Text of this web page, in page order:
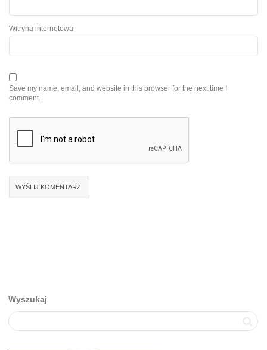
Witryna internetowa
Save my name, email, and website in this browser for the next time I
comment.
Wyszukaj